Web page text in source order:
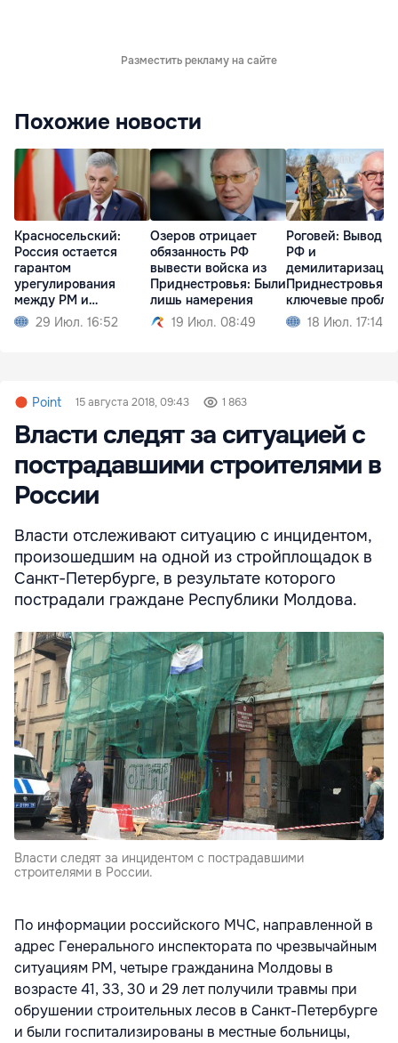
Разместить рекламу на сайте
Похожие новости
Красносельский:
Россия остается
гарантом
урегулирования
между РМ и
Приднестровьем
29 Июл. 16:52
Озеров отрицает
обязанность РФ
вывести войска из
Приднестровья: Были
лишь намерения
19 Июл. 08:49
Роговей: Вывод
РФ и
демилитаризация
Приднестровья -
ключевые
18 Июл. 17:14
Point 15 августа 2018, 09:43 1 863
Власти следят за ситуацией с
пострадавшими строителями в
России
Власти отслеживают ситуацию с инцидентом,
произошедшим на одной из стройплощадок в
Санкт-Петербурге, в результате которого
пострадали граждане Республики Молдова.
Власти следят за инцидентом с пострадавшими
строителями в России.
По информации российского МЧС, направленной в
адрес Генерального инспектората по чрезвычайным
ситуациям РМ, четыре гражданина Молдовы в
возрасте 41, 33, 30 и 29 лет получили травмы при
обрушении строительных лесов в Санкт-Петербурге
и были госпитализированы в местные больницы,